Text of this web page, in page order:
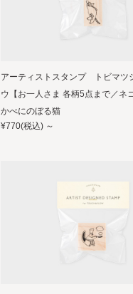
アーティストスタンプ トビマツ
ウ【お一人さま 各柄5点まで／ネ
かべにのぼる猫
¥770(税込) ～